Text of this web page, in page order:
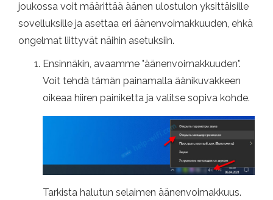
joukossa voit määrittää äänen ulostulon yksittäisille
sovelluksille ja asettaa eri äänenvoimakkuuden, ehkä
ongelmat liittyvät näihin asetuksiin.
Ensinnäkin, avaamme "äänenvoimakkuuden".
Voit tehdä tämän painamalla äänikuvakkeen
oikeaa hiiren painiketta ja valitse sopiva kohde.
Tarkista halutun selaimen äänenvoimakkuus.